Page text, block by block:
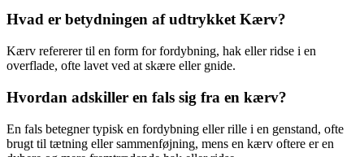
Hvad er betydningen af ​​udtrykket Kærv?
Kærv refererer til en form for fordybning, hak eller ridse i en
overflade, ofte lavet ved at skære eller gnide.
Hvordan adskiller en fals sig fra en kærv?
En fals betegner typisk en fordybning eller rille i en genstand, ofte
brugt til tætning eller sammenføjning, mens en kærv oftere er en